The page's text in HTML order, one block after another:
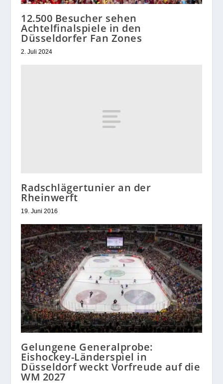
12.500 Besucher sehen
Achtelfinalspiele in den
Düsseldorfer Fan Zones
2. Juli 2024
Radschlägertunier an der
Rheinwerft
19. Juni 2016
Gelungene Generalprobe:
Eishockey-Länderspiel in
Düsseldorf weckt Vorfreude auf die
WM 2027